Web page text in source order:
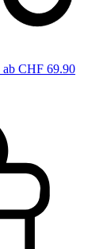
ab CHF 69.90